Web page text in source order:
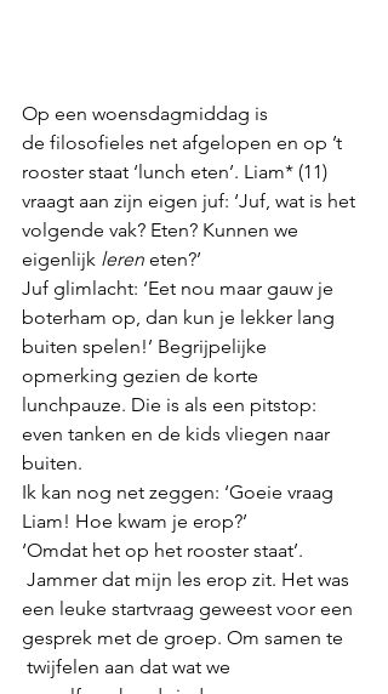
Op een woensdagmiddag is
de filosofieles net afgelopen en op ’t
rooster staat ‘lunch eten’. Liam* (11)
vraagt aan zijn eigen juf: ‘Juf, wat is het
volgende vak? Eten? Kunnen we
eigenlijk leren eten?’
Juf glimlacht: ‘Eet nou maar gauw je
boterham op, dan kun je lekker lang
buiten spelen!’ Begrijpelijke
opmerking gezien de korte
lunchpauze. Die is als een pitstop:
even tanken en de kids vliegen naar
buiten.
Ik kan nog net zeggen: ‘Goeie vraag
Liam! Hoe kwam je erop?’
‘Omdat het op het rooster staat’.
een leuke startvraag geweest voor een
gesprek met de groep. Om samen te
twijfelen aan dat wat we